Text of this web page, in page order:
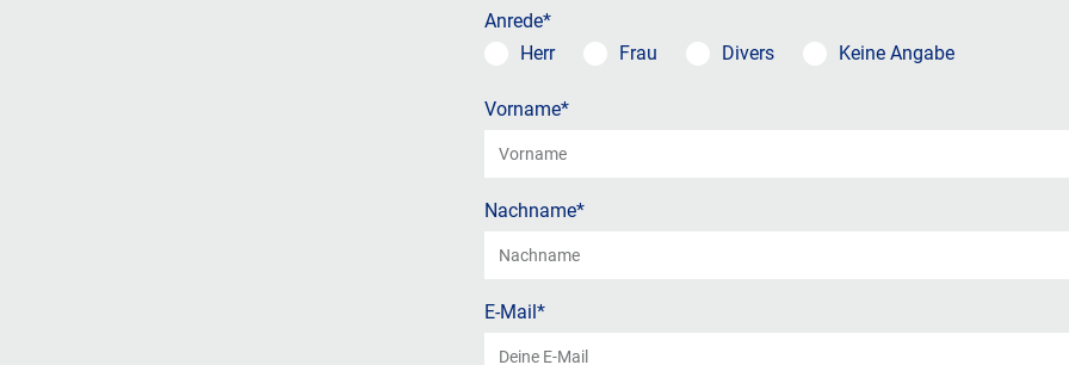
Anrede*
Herr
Frau Divers Keine Angabe
Vorname*
Nachname*
E-Mail*